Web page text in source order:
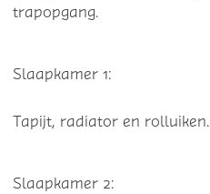
trapopgang.
Slaapkamer 1:
Tapijt, radiator en rolluiken.
Slaapkamer 2: